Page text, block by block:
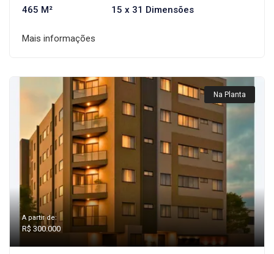
465 M² 15 x 31 Dimensões
Mais informações
Na Planta
A partir de:
R$ 300.000